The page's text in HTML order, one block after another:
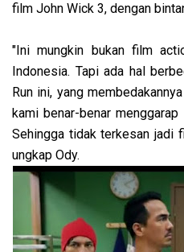
film John Wick 3, dengan
"Ini mungkin bukan film
Indonesia. Tapi ada hal
Run ini, yang
kami benar-benar
Sehingga tidak terkesan jadi
ungkap Ody.